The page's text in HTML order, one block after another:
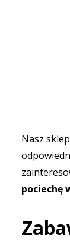
Nasz
pociechę